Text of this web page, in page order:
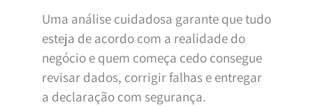
Uma análise cuidadosa garante que tudo
esteja de acordo com a realidade do
negócio e quem começa cedo consegue
revisar dados, corrigir falhas e entregar
a declaração com segurança.